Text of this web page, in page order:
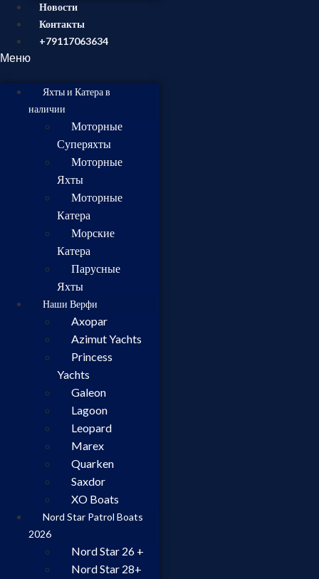
Новости
Контакты
+79117063634
Меню
Яхты и Катера в
наличии
Моторные
Суперяхты
Моторные
Яхты
Моторные
Катера
Морские
Катера
Парусные
Яхты
Наши Верфи
Axopar
Azimut Yachts
Princess
Yachts
Galeon
Lagoon
Leopard
Marex
Quarken
Saxdor
XO Boats
Nord Star Patrol Boats
2026
Nord Star 26 +
Nord Star 28+